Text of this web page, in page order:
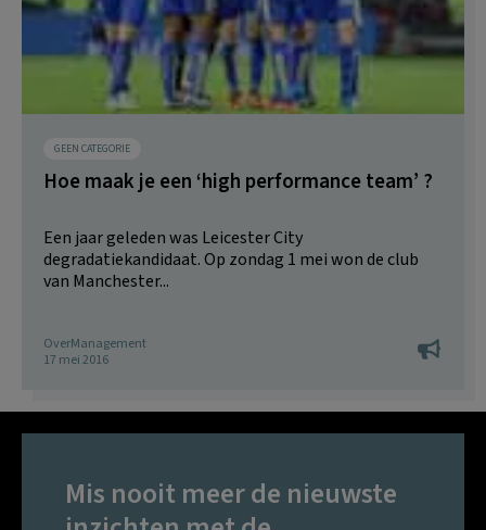
GEEN CATEGORIE
Hoe maak je een ‘high performance team’ ?
Een jaar geleden was Leicester City
degradatiekandidaat. Op zondag 1 mei won de club
van Manchester...
OverManagement
17 mei 2016
Mis nooit meer de nieuwste